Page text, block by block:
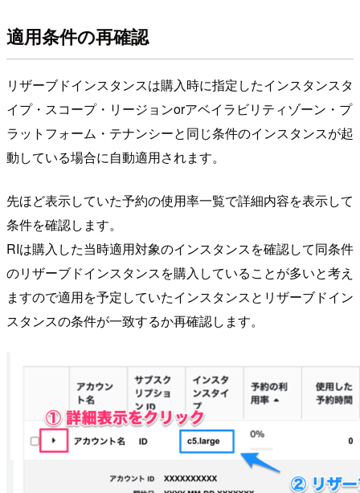
適用条件の再確認
リザーブドインスタンスは購入時に指定したインスタンスタ
イプ・スコープ・リージョンorアベイラビリティゾーン・プ
ラットフォーム・テナンシーと同じ条件のインスタンスが起
動している場合に自動適用されます。
先ほど表示していた予約の使用率一覧で詳細内容を表示して
条件を確認します。
RIは購入した当時適用対象のインスタンスを確認して同条件
のリザーブドインスタンスを購入していることが多いと考え
ますので適用を予定していたインスタンスとリザーブドイン
スタンスの条件が一致するか再確認します。